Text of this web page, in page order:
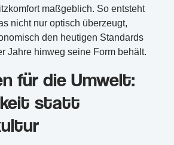
maßgeblich. So entsteht
nicht nur optisch überzeugt,
den heutigen Standards
Jahre hinweg seine Form behält.
für die Umwelt:
statt